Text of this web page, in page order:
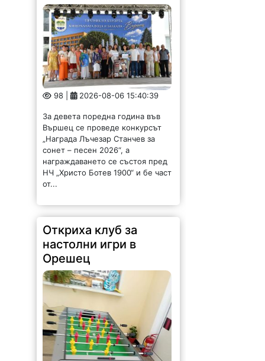
98 | 2026-08-06 15:40:39
За девета поредна година във
Вършец се проведе конкурсът
„Награда Лъчезар Станчев за
сонет – песен 2026“, а
награждаването се състоя пред
НЧ „Христо Ботев 1900“ и бе част
от...
Откриха клуб за
настолни игри в
Орешец